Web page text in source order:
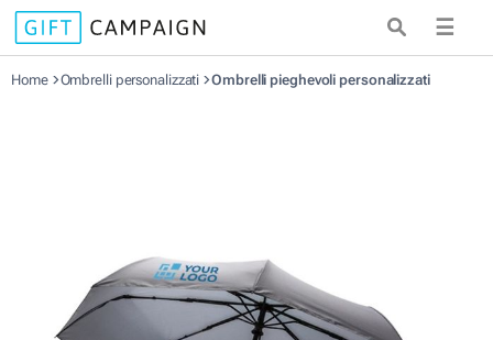
☰
Home Ombrelli personalizzati Ombrelli pieghevoli personalizzati